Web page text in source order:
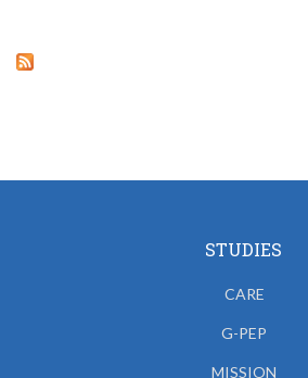
STUDIES
CARE
G-PEP
MISSION